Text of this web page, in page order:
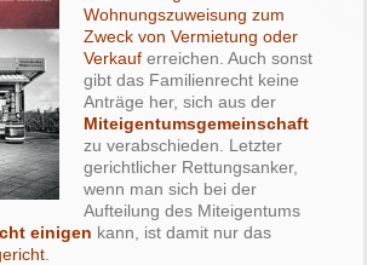
Wohnungszuweisung zum
Zweck von Vermietung oder
Verkauf erreichen. Auch sonst
gibt das Familienrecht keine
Anträge her, sich aus der
Miteigentumsgemeinschaft
zu verabschieden. Letzter
gerichtlicher Rettungsanker,
wenn man sich bei der
Aufteilung des Miteigentums
einigen kann, ist damit nur das